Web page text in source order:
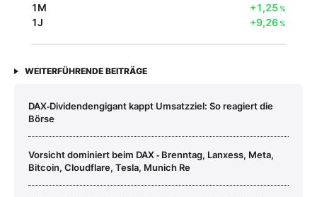
1M +1,25%
1J +9,26%
WEITERFÜHRENDE BEITRÄGE
DAX‑Dividendengigant kappt Umsatzziel: So reagiert die
Börse
Vorsicht dominiert beim DAX ‑ Brenntag, Lanxess, Meta,
Bitcoin, Cloudflare, Tesla, Munich Re